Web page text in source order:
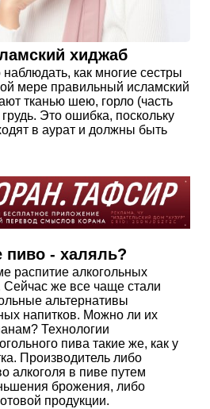
хиджаб
как многие сестры
мере правильный исламский
тканью шею, горло (часть
Это ошибка, поскольку
в аурат и должны быть
пиво - халяль?
распитие алкогольных
Сейчас же все чаще стали
альтернативы
напитков. Можно ли их
Технологии
пива такие же, как у
Производитель либо
алкоголя в пиве путем
брожения, либо
продукции.